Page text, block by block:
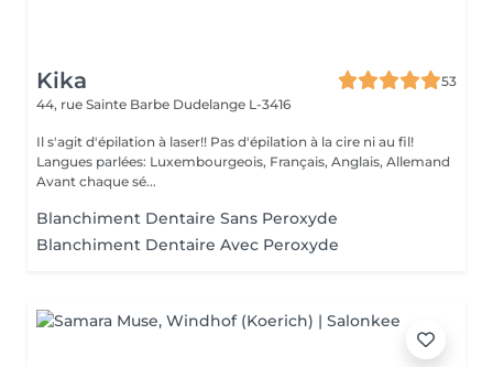
Kika
53
44, rue Sainte Barbe Dudelange L-3416
Il s'agit d'épilation à laser!! Pas d'épilation à la cire ni au fil!
Langues parlées: Luxembourgeois, Français, Anglais, Allemand
Avant chaque sé...
Blanchiment Dentaire Sans Peroxyde
Blanchiment Dentaire Avec Peroxyde